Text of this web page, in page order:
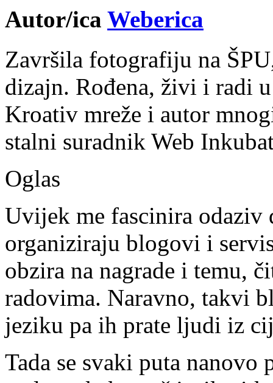
Autor/ica Weberica
Završila fotografiju na
dizajn. Rođena, živi i radi
Kroativ mreže i autor
stalni suradnik Web
Oglas
Uvijek me fascinira odaziv
organiziraju blogovi i
obzira na nagrade i temu,
radovima. Naravno, takvi
jeziku pa ih prate ljudi iz
Tada se svaki puta nanovo